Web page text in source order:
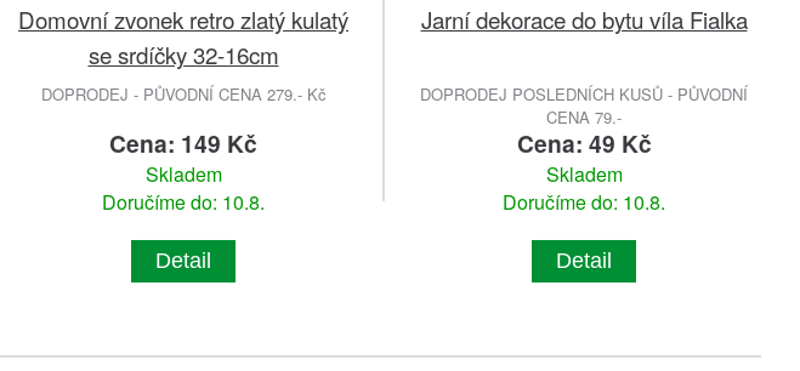
Domovní zvonek retro zlatý kulatý
se srdíčky 32-16cm
DOPRODEJ - PŮVODNÍ CENA 279.- Kč
Cena: 149 Kč
Skladem
Doručíme do: 10.8.
Detail
Jarní dekorace do bytu víla Fialka
DOPRODEJ POSLEDNÍCH KUSŮ - PŮVODNÍ
CENA 79.-
Cena: 49 Kč
Skladem
Doručíme do: 10.8.
Detail